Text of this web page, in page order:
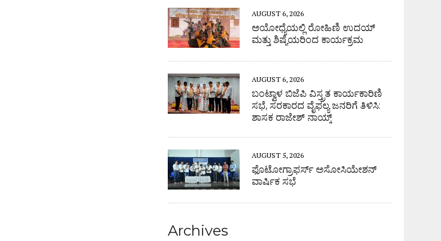
AUGUST 6, 2026
ಅಯೋಧ್ಯೆಯಲ್ಲಿ ರೋಹಿಣಿ ಉದಯ್
ಮತ್ತು ಶಿಷ್ಯೆಯರಿಂದ ಕಾರ್ಯಕ್ರಮ
AUGUST 6, 2026
ಬಂಟ್ವಾಳ ಬಿಜೆಪಿ ವಿಸ್ತ್ರತ ಕಾರ್ಯಕಾರಿಣಿ
ಸಭೆ, ಸರಕಾರದ ವೈಫಲ್ಯ ಜನರಿಗೆ ತಿಳಿಸಿ:
ಶಾಸಕ ರಾಜೇಶ್ ನಾಯ್ಕ್
AUGUST 5, 2026
ಫೊಟೋಗ್ರಾಫರ್ಸ್ ಅಸೋಸಿಯೇಶನ್
ವಾರ್ಷಿಕ ಸಭೆ
Archives